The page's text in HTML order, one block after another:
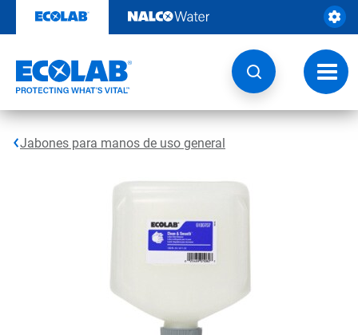
contenido
Botón
de
Jabones para manos de uso general